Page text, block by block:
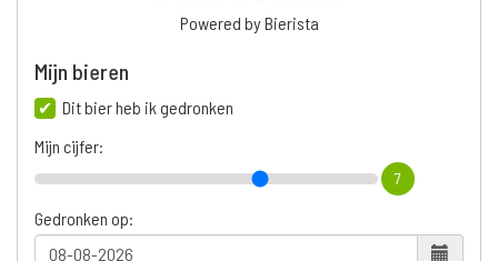
Powered by Bierista
Mijn bieren
Dit bier heb ik gedronken
Mijn cijfer:
7
Gedronken op: